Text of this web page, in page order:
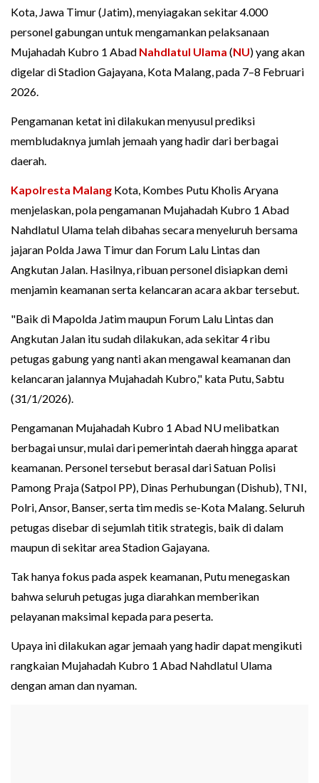
Kota, Jawa Timur (Jatim), menyiagakan sekitar 4.000
personel gabungan untuk mengamankan pelaksanaan
Mujahadah Kubro 1 Abad Nahdlatul Ulama (NU) yang akan
digelar di Stadion Gajayana, Kota Malang, pada 7–8 Februari
2026.
Pengamanan ketat ini dilakukan menyusul prediksi
membludaknya jumlah jemaah yang hadir dari berbagai
daerah.
Kapolresta Malang Kota, Kombes Putu Kholis Aryana
menjelaskan, pola pengamanan Mujahadah Kubro 1 Abad
Nahdlatul Ulama telah dibahas secara menyeluruh bersama
jajaran Polda Jawa Timur dan Forum Lalu Lintas dan
Angkutan Jalan. Hasilnya, ribuan personel disiapkan demi
menjamin keamanan serta kelancaran acara akbar tersebut.
"Baik di Mapolda Jatim maupun Forum Lalu Lintas dan
Angkutan Jalan itu sudah dilakukan, ada sekitar 4 ribu
petugas gabung yang nanti akan mengawal keamanan dan
kelancaran jalannya Mujahadah Kubro," kata Putu, Sabtu
(31/1/2026).
Pengamanan Mujahadah Kubro 1 Abad NU melibatkan
berbagai unsur, mulai dari pemerintah daerah hingga aparat
keamanan. Personel tersebut berasal dari Satuan Polisi
Pamong Praja (Satpol PP), Dinas Perhubungan (Dishub), TNI,
Polri, Ansor, Banser, serta tim medis se-Kota Malang. Seluruh
petugas disebar di sejumlah titik strategis, baik di dalam
maupun di sekitar area Stadion Gajayana.
Tak hanya fokus pada aspek keamanan, Putu menegaskan
bahwa seluruh petugas juga diarahkan memberikan
pelayanan maksimal kepada para peserta.
Upaya ini dilakukan agar jemaah yang hadir dapat mengikuti
rangkaian Mujahadah Kubro 1 Abad Nahdlatul Ulama
dengan aman dan nyaman.